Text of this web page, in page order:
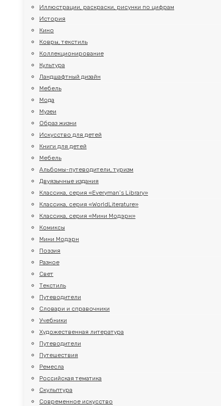
Иллюстрации, раскраски, рисунки по цифрам
История
Кино
Ковры, текстиль
Коллекционирование
Культура
Ландшафтный дизайн
Мебель
Мода
Музеи
Образ жизни
Искусство для детей
Книги для детей
Мебель
Альбомы-путеводители, туризм
Двуязычные издания
Классика, серия «Everyman’s Library»
Классика, серия «WorldLiterature»
Классика, серия «Мини Модэрн»
Комиксы
Мини Модэрн
Поэзия
Разное
Свет
Текстиль
Путеводители
Словари и справочники
Учебники
Художественная литература
Путеводители
Путешествия
Ремесла
Российская тематика
Скульптура
Современное искусство